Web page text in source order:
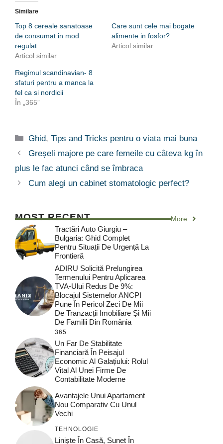
Similare
Top 8 cereale sanatoase
de consumat in mod
regulat
Articol similar
Care sunt cele mai bogate
alimente in fosfor?
Articol similar
Regimul scandinavian- 8
sfaturi pentru a manca la
fel ca si nordicii
În „365”
Categorii
Ghid,Tips and Tricks pentru o viata mai buna
Greșeli majore pe care femeile cu câteva kg în
plus le fac atunci când se îmbraca
Cum alegi un cabinet stomatologic perfect?
MOST RECENT More
Tractări Auto Giurgiu –
Bulgaria: Ghid Complet
Pentru Situații De Urgență La
Frontieră
ADIRU Solicită Prelungirea
Termenului Pentru Aplicarea
TVA-Ului Redus De 9%:
Blocajul Sistemelor ANCPI
Pune În Pericol Zeci De Mii
De Tranzacții Imobiliare Și Mii
De Familii Din România
365
Un Far De Stabilitate
Financiară În Peisajul
Economic Al Galațiului: Rolul
Vital Al Unei Firme De
Contabilitate Moderne
Avantajele Unui Apartament
Nou Comparativ Cu Unul
Vechi
TEHNOLOGIE
Liniște În Casă, Sunet În